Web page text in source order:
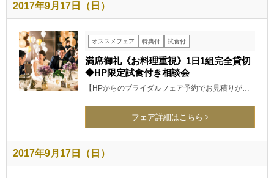
2017年9月17日（日）
オススメフェア 特典付 試食付
満席御礼《お料理重視》1日1組完全貸切
◆HP限定試食付き相談会
【HPからのブライダルフェア予約でお見積りが…
フェア詳細はこちら
2017年9月17日（日）